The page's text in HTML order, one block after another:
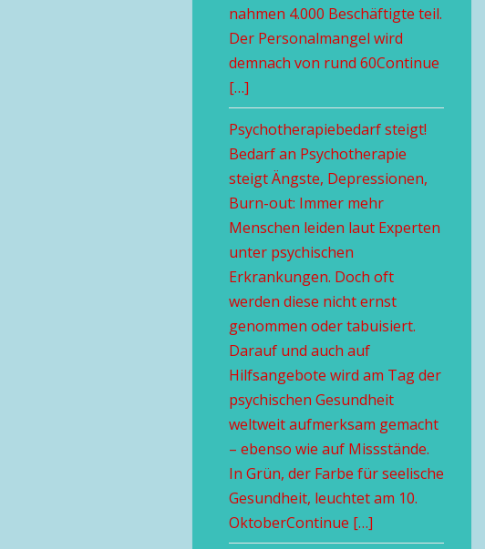
nahmen 4.000 Beschäftigte teil.
Der Personalmangel wird
demnach von rund 60Continue
[…]
Psychotherapiebedarf steigt!
Bedarf an Psychotherapie
steigt Ängste, Depressionen,
Burn-out: Immer mehr
Menschen leiden laut Experten
unter psychischen
Erkrankungen. Doch oft
werden diese nicht ernst
genommen oder tabuisiert.
Darauf und auch auf
Hilfsangebote wird am Tag der
psychischen Gesundheit
weltweit aufmerksam gemacht
– ebenso wie auf Missstände.
In Grün, der Farbe für seelische
Gesundheit, leuchtet am 10.
OktoberContinue […]